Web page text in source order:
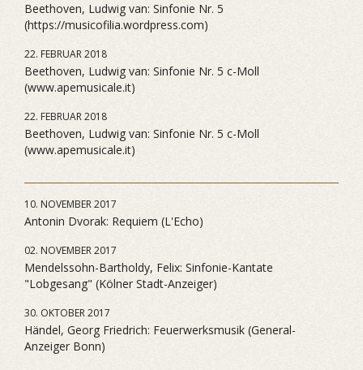
Beethoven, Ludwig van: Sinfonie Nr. 5
(https://musicofilia.wordpress.com)
22. FEBRUAR 2018
Beethoven, Ludwig van: Sinfonie Nr. 5 c-Moll
(www.apemusicale.it)
22. FEBRUAR 2018
Beethoven, Ludwig van: Sinfonie Nr. 5 c-Moll
(www.apemusicale.it)
10. NOVEMBER 2017
Antonin Dvorak: Requiem (L'Echo)
02. NOVEMBER 2017
Mendelssohn-Bartholdy, Felix: Sinfonie-Kantate
"Lobgesang" (Kölner Stadt-Anzeiger)
30. OKTOBER 2017
Händel, Georg Friedrich: Feuerwerksmusik (General-
Anzeiger Bonn)